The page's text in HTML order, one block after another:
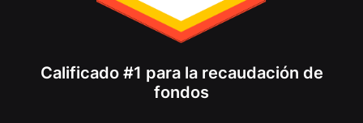
Calificado #1 para la recaudación de
fondos